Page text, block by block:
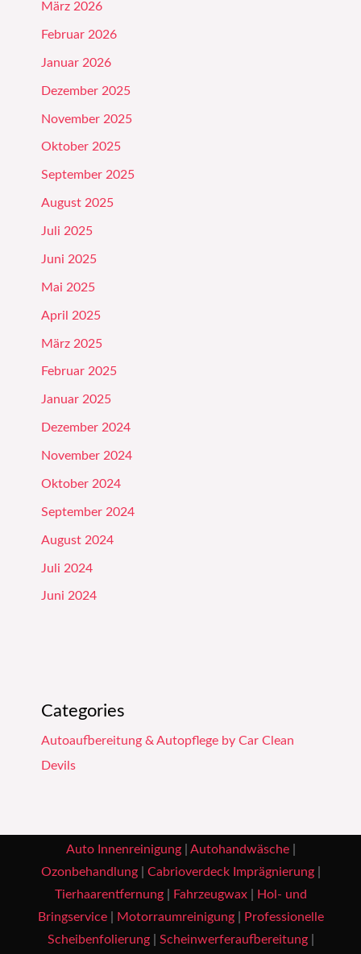
März 2026
Februar 2026
Januar 2026
Dezember 2025
November 2025
Oktober 2025
September 2025
August 2025
Juli 2025
Juni 2025
Mai 2025
April 2025
März 2025
Februar 2025
Januar 2025
Dezember 2024
November 2024
Oktober 2024
September 2024
August 2024
Juli 2024
Juni 2024
Categories
Autoaufbereitung & Autopflege by Car Clean
Devils
Auto Innenreinigung| Autohandwäsche|
Ozonbehandlung| Cabrioverdeck Imprägnierung|
Tierhaarentfernung| Fahrzeugwax|
Hol- und
Bringservice| Motorraumreinigung|
Professionelle
Scheibenfolierung| Scheinwerferaufbereitung|